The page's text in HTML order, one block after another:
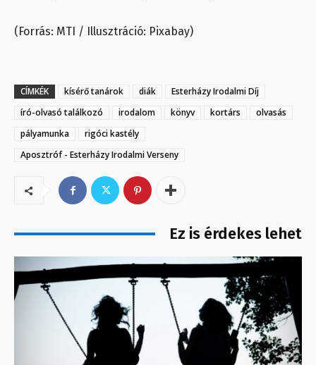
(Forrás: MTI / Illusztráció: Pixabay)
CÍMKÉK kísérő tanárok diák
Esterházy Irodalmi Díj
író-olvasó találkozó
irodalom könyv kortárs
olvasás
pályamunka
rigóci kastély
Aposztróf - Esterházy Irodalmi Verseny
Ez is érdekes lehet